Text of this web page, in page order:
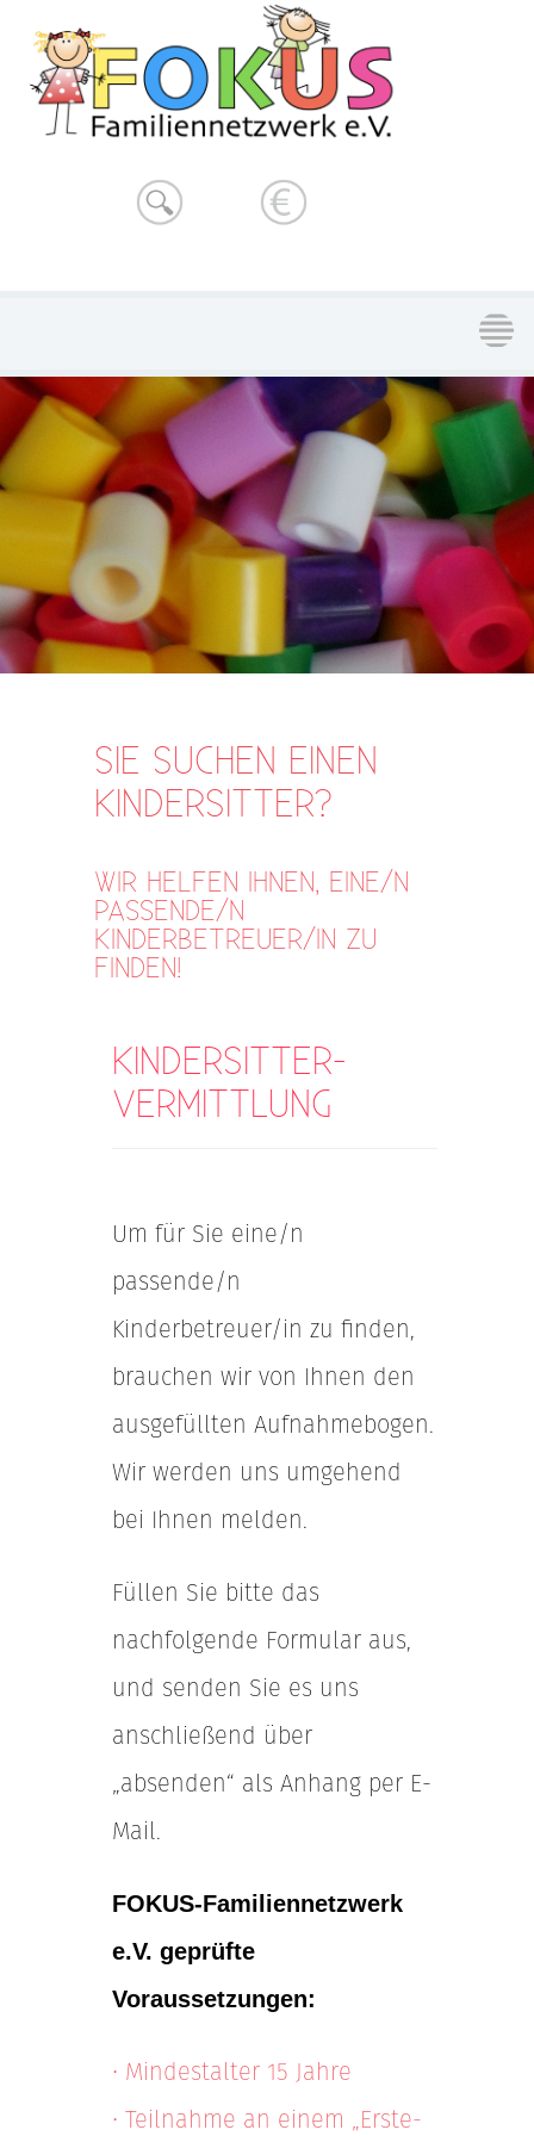
SIE SUCHEN EINEN
KINDERSITTER?
WIR HELFEN IHNEN, EINE/N
PASSENDE/N
KINDERBETREUER/IN ZU
FINDEN!
KINDERSITTER-
VERMITTLUNG
Um für Sie eine/n
passende/n
Kinderbetreuer/in zu finden,
brauchen wir von Ihnen den
ausgefüllten Aufnahmebogen.
Wir werden uns umgehend
bei Ihnen melden.
Füllen Sie bitte das
nachfolgende Formular aus,
und senden Sie es uns
anschließend über
„absenden“ als Anhang per E-
Mail.
FOKUS-Familiennetzwerk
e.V. geprüfte
Voraussetzungen:
• Mindestalter 15 Jahre
• Teilnahme an einem „Erste-